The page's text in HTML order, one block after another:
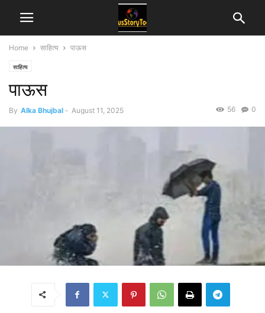
Home साहित्य पाऊस
साहित्य
पाऊस
By Alka Bhujbal - August 11, 2025 0
56